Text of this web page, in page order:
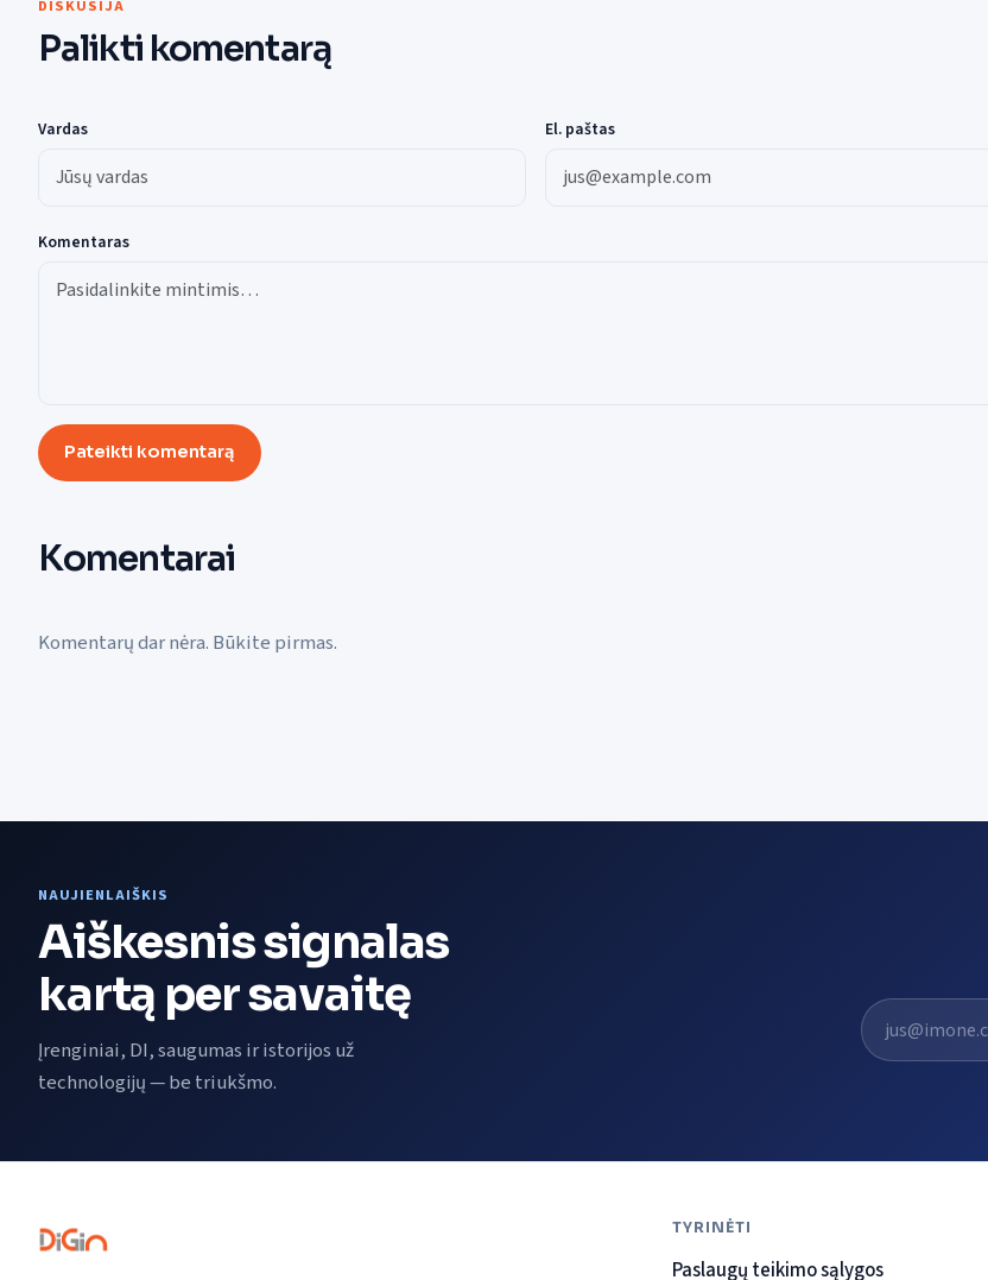
DISKUSIJA
Palikti komentarą
Vardas El. paštas
Komentaras
Pateikti komentarą
Komentarai
Komentarų dar nėra. Būkite pirmas.
NAUJIENLAIŠKIS
Aiškesnis signalas
kartą per savaitę
Įrenginiai, DI, saugumas ir istorijos už
technologijų — be triukšmo.
El. pašto adresas
TYRINĖTI
Paslaugų teikimo sąlygos